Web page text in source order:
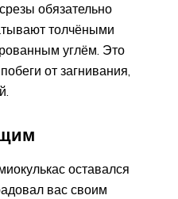
обязательно
толчёными
углём. Это
от загнивания,
оставался
вас своим